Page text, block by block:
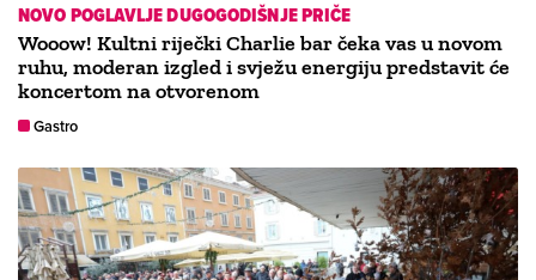
NOVO POGLAVLJE DUGOGODIŠNJE PRIČE
Wooow! Kultni riječki Charlie bar čeka vas u novom
ruhu, moderan izgled i svježu energiju predstavit će
koncertom na otvorenom
Gastro